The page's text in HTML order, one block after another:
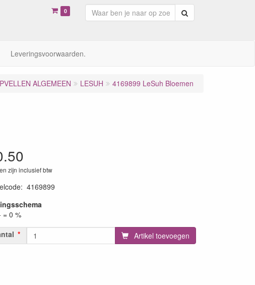
0
Leveringsvoorwaarden.
ALGEMEEN LESUH 4169899 LeSuh Bloemen
zijn inclusief btw
: 4169899
= 0 %
Artikel toevoegen